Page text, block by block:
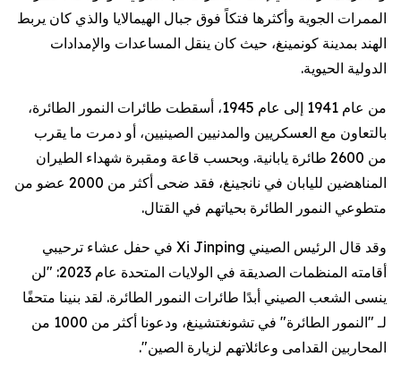
الممرات الجوية وأكثرها فتكاً فوق جبال الهيمالايا والذي كان يربط
الهند بمدينة كونمينغ، حيث كان ينقل المساعدات والإمدادات
الدولية الحيوية.
من عام 1941 إلى عام 1945، أسقطت طائرات النمور الطائرة،
بالتعاون مع العسكريين والمدنيين الصينيين، أو دمرت ما يقرب
من 2600 طائرة يابانية. وبحسب قاعة ومقبرة شهداء الطيران
المناهضين لليابان في نانجينغ، فقد ضحى أكثر من 2000 عضو من
متطوعي النمور الطائرة بحياتهم في القتال.
وقد قال الرئيس الصيني Xi Jinping في حفل عشاء ترحيبي
أقامته المنظمات الصديقة في الولايات المتحدة عام 2023: "لن
ينسى الشعب الصيني أبدًا طائرات النمور الطائرة. لقد بنينا متحفًا
لـ "النمور الطائرة" في تشونغتشينغ، ودعونا أكثر من 1000 من
المحاربين القدامى وعائلاتهم لزيارة الصين".